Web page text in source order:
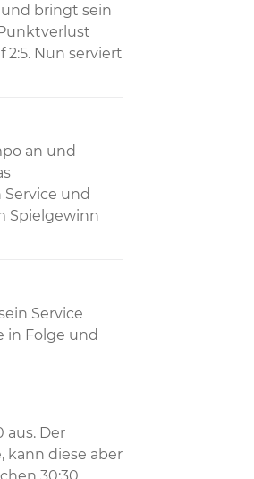
bringt sein
Nun serviert
an und
und
Spielgewinn
Service
in Folge und
aus. Der
kann diese aber